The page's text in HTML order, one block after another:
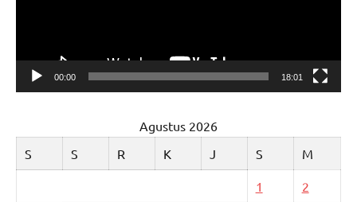
00:00 18:01
Agustus 2026
S
S R K J S M
1 2